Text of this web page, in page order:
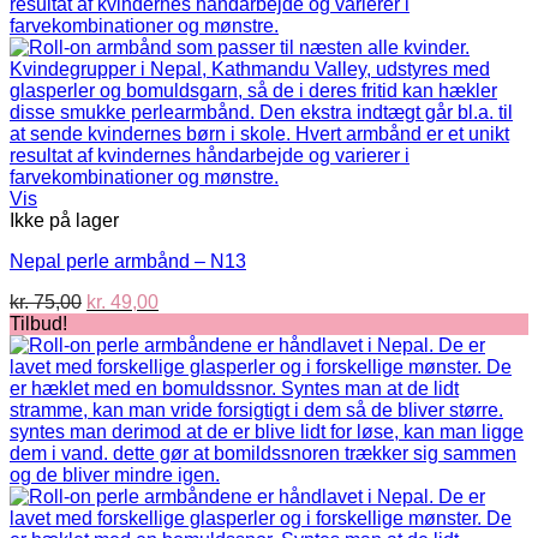
Vis
Ikke på lager
Nepal perle armbånd – N13
kr.75,00 Den
pris
var:
kr. 75,00.
kr. 49,00Den
pris
er:
kr. 49,00.
Tilbud!